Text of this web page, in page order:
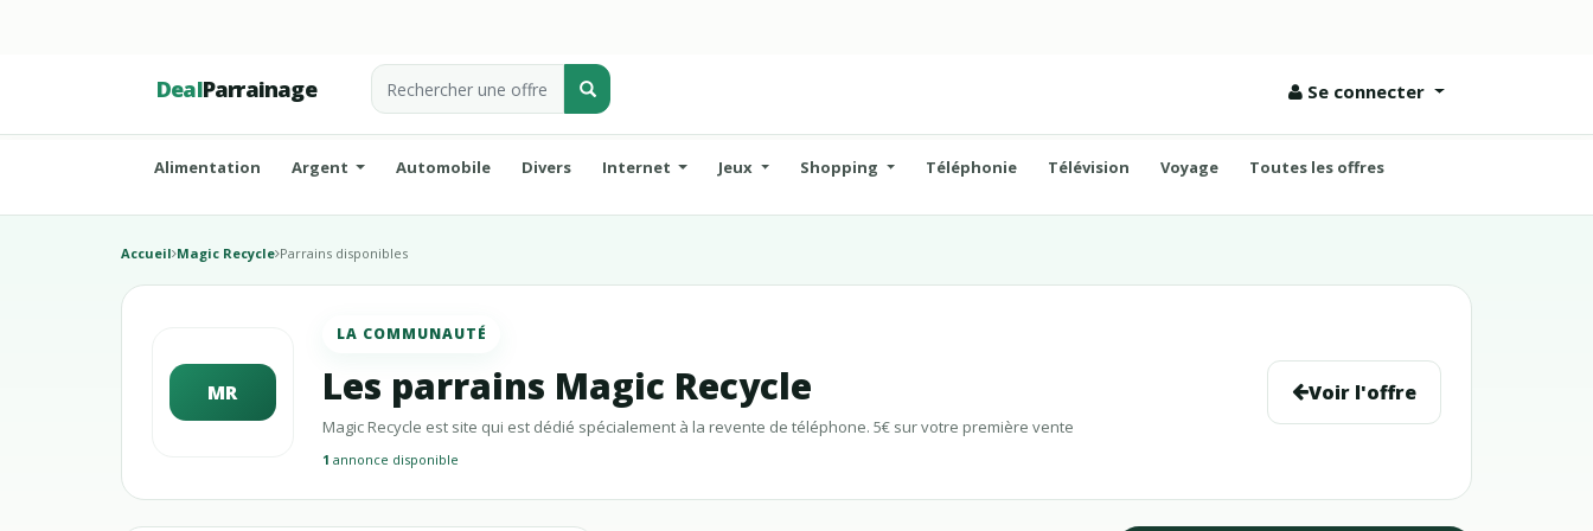
DealParrainage Se connecter
Alimentation Argent Automobile Divers Internet Jeux Shopping Téléphonie Télévision Voyage Toutes les offres
Accueil Magic Recycle Parrains disponibles
MR
LA COMMUNAUTÉ
Les parrains Magic Recycle
Magic Recycle est site qui est dédié spécialement à la revente de téléphone. 5€ sur votre première vente
1 annonce disponible
Voir l'offre